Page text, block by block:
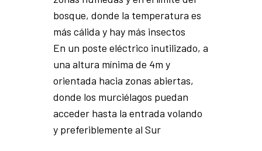
bosque, donde la temperatura es
más cálida y hay más insectos
En un poste eléctrico inutilizado, a
una altura mínima de 4m y
orientada hacia zonas abiertas,
donde los murciélagos puedan
acceder hasta la entrada volando
y preferiblemente al Sur